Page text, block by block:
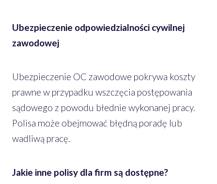
Ubezpieczenie odpowiedzialności cywilnej
zawodowej
Ubezpieczenie OC zawodowe pokrywa koszty
prawne w przypadku wszczęcia postępowania
sądowego z powodu błednie wykonanej pracy.
Polisa może obejmować błędną poradę lub
wadliwą pracę.
Jakie inne polisy dla firm są dostępne?